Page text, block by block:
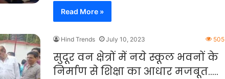
Read More »
Hind Trends July 10, 2023 505
सुदूर वन क्षेत्रों में नये स्कूल भवनों के
निर्माण से शिक्षा का आधार मजबूत…..